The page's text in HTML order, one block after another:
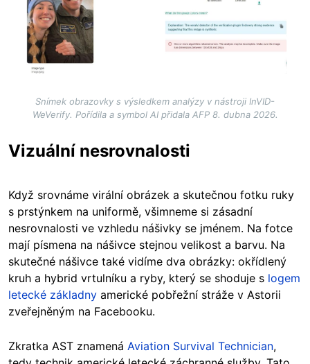
Snímek obrazovky s výsledkem analýzy v nástroji InVID-
WeVerify. Pořídila a symbol AI přidala AFP 8. dubna 2026.
Vizuální nesrovnalosti
Když srovnáme virální obrázek a skutečnou fotku ruky
s prstýnkem na uniformě, všimneme si zásadní
nesrovnalosti ve vzhledu nášivky se jménem. Na fotce
mají písmena na nášivce stejnou velikost a barvu. Na
skutečné nášivce také vidíme dva obrázky: okřídlený
kruh a hybrid vrtulníku a ryby, který se shoduje s logem
letecké základny americké pobřežní stráže v Astorii
zveřejněným na Facebooku.
Zkratka AST znamená Aviation Survival Technician,